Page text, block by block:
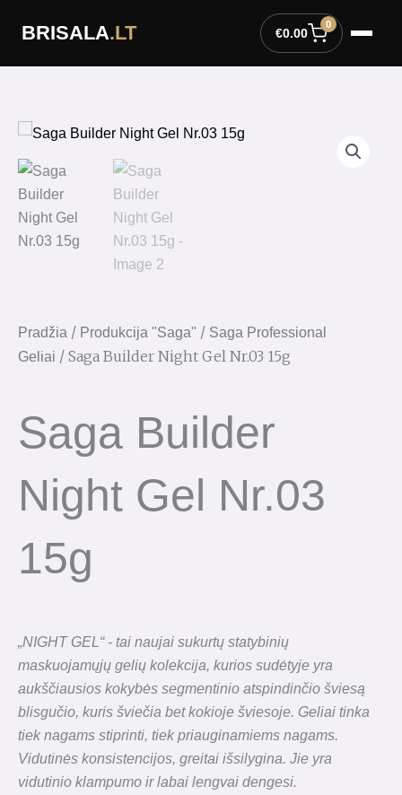
BRISALA.LT €0.00
0
Pradžia / Produkcija "Saga" / Saga Professional
Geliai / Saga Builder Night Gel Nr.03 15g
Saga Builder
Night Gel Nr.03
15g
„NIGHT GEL“ - tai naujai sukurtų statybinių
maskuojamųjų gelių kolekcija, kurios sudėtyje yra
aukščiausios kokybės segmentinio atspindinčio šviesą
blisgučio, kuris šviečia bet kokioje šviesoje. Geliai tinka
tiek nagams stiprinti, tiek priauginamiems nagams.
Vidutinės konsistencijos, greitai išsilygina. Jie yra
vidutinio klampumo ir labai lengvai dengesi.